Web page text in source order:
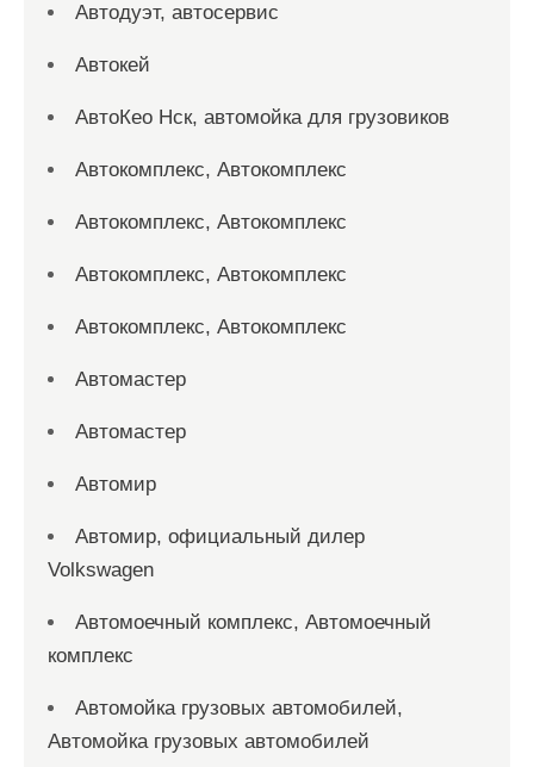
Автодуэт, автосервис
Автокей
АвтоКео Нск, автомойка для грузовиков
Автокомплекс, Автокомплекс
Автокомплекс, Автокомплекс
Автокомплекс, Автокомплекс
Автокомплекс, Автокомплекс
Автомастер
Автомастер
Автомир
Автомир, официальный дилер
Volkswagen
Автомоечный комплекс, Автомоечный
комплекс
Автомойка грузовых автомобилей,
Автомойка грузовых автомобилей